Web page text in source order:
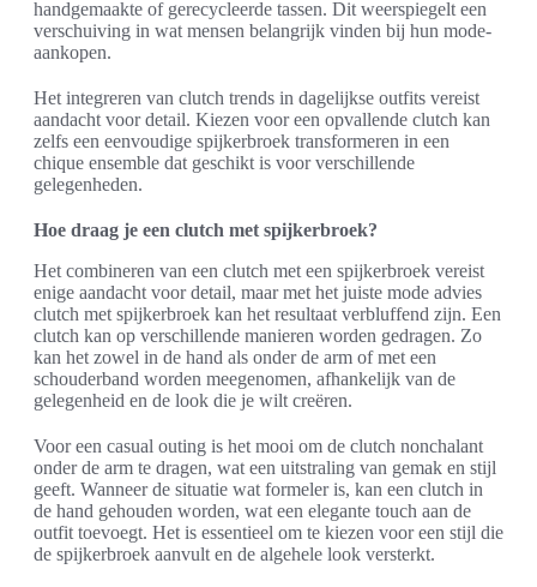
handgemaakte of gerecycleerde tassen. Dit weerspiegelt een
verschuiving in wat mensen belangrijk vinden bij hun mode-
aankopen.
Het integreren van clutch trends in dagelijkse outfits vereist
aandacht voor detail. Kiezen voor een opvallende clutch kan
zelfs een eenvoudige spijkerbroek transformeren in een
chique ensemble dat geschikt is voor verschillende
gelegenheden.
Hoe draag je een clutch met spijkerbroek?
Het combineren van een clutch met een spijkerbroek vereist
enige aandacht voor detail, maar met het juiste mode advies
clutch met spijkerbroek kan het resultaat verbluffend zijn. Een
clutch kan op verschillende manieren worden gedragen. Zo
kan het zowel in de hand als onder de arm of met een
schouderband worden meegenomen, afhankelijk van de
gelegenheid en de look die je wilt creëren.
Voor een casual outing is het mooi om de clutch nonchalant
onder de arm te dragen, wat een uitstraling van gemak en stijl
geeft. Wanneer de situatie wat formeler is, kan een clutch in
de hand gehouden worden, wat een elegante touch aan de
outfit toevoegt. Het is essentieel om te kiezen voor een stijl die
de spijkerbroek aanvult en de algehele look versterkt.